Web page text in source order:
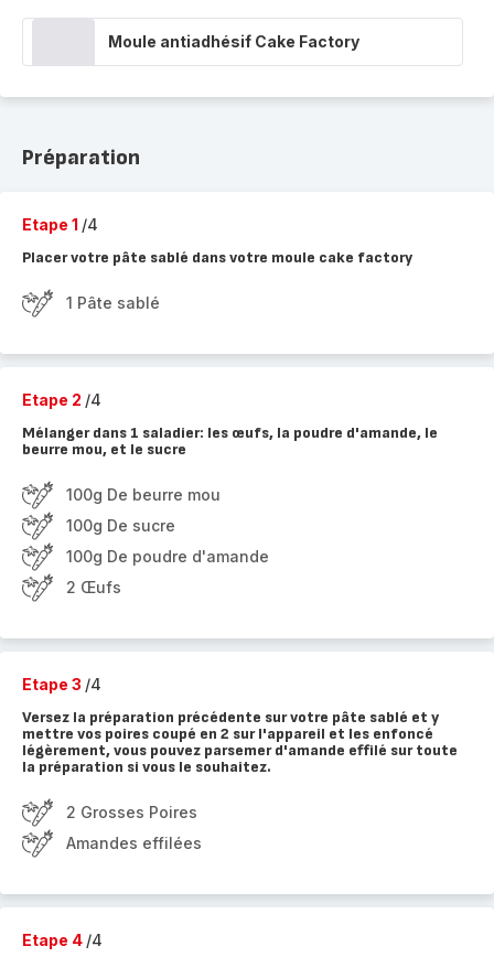
Moule antiadhésif Cake Factory
Préparation
Etape 1 /4
Placer votre pâte sablé dans votre moule cake factory
1 Pâte sablé
Etape 2 /4
Mélanger dans 1 saladier: les œufs, la poudre d'amande, le
beurre mou, et le sucre
100g De beurre mou
100g De sucre
100g De poudre d'amande
2 Œufs
Etape 3 /4
Versez la préparation précédente sur votre pâte sablé et y
mettre vos poires coupé en 2 sur l'appareil et les enfoncé
légèrement, vous pouvez parsemer d'amande effilé sur toute
la préparation si vous le souhaitez.
2 Grosses Poires
Amandes effilées
Etape 4 /4